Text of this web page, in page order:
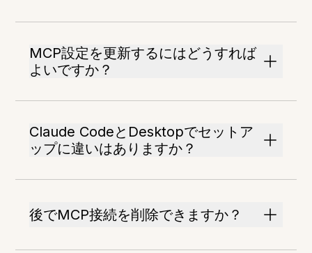
MCP設定を更新するにはどうすれば
よいですか？
Claude CodeとDesktopでセットア
ップに違いはありますか？
後でMCP接続を削除できますか？